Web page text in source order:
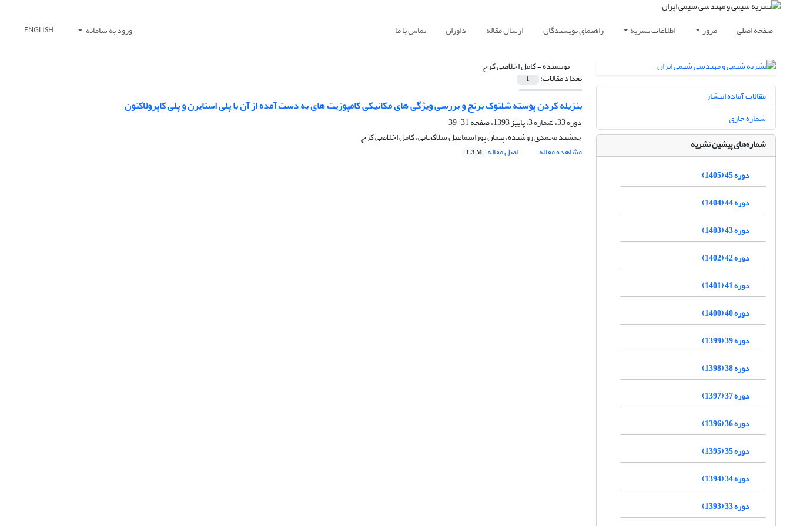
صفحه اصلی مرور اطلاعات نشریه راهنمای نویسندگان ارسال مقاله داوران تماس با ما ورود به سامانه ENGLISH
نویسنده =کامل اخلاصی کزج
تعداد مقالات: 1
بنزیله کردن پوسته شلتوک برنج و بررسی ویژگی های مکانیکی کامپوزیت های به دست آمده از آن با پلی استایرن و پلی کاپرولاکتون
دوره 33، شماره 3، پاییز 1393، صفحه
31-39
جمشید محمدی روشنده، پیمان پوراسماعیل سلاکجانی، کامل اخلاصی کزج
مشاهده مقاله
اصل مقاله 1.3 M
مقالات آماده انتشار
شماره جاری
شماره‌های پیشین نشریه
دوره 45 (1405)
دوره 44 (1404)
دوره 43 (1403)
دوره 42 (1402)
دوره 41 (1401)
دوره 40 (1400)
دوره 39 (1399)
دوره 38 (1398)
دوره 37 (1397)
دوره 36 (1396)
دوره 35 (1395)
دوره 34 (1394)
دوره 33 (1393)